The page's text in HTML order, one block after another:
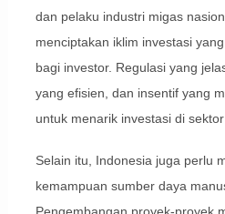
dan pelaku industri migas
menciptakan iklim investasi
bagi investor. Regulasi yang
yang efisien, dan insentif yang
untuk menarik investasi di sektor
Selain itu, Indonesia juga perlu
kemampuan sumber daya
Pengembangan proyek-proyek